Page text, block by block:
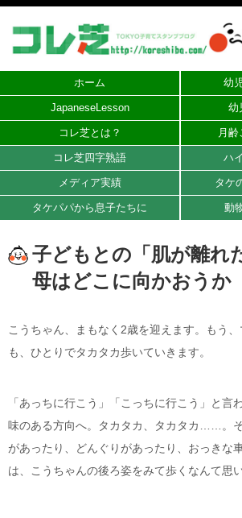
ホーム 幼
JapaneseLesson 幼
コレ芝とは？ 月
コレ芝四字熟語 ハ
メディア実績 タケ
タケパパから息子たちに 動
子どもとの「肌が離れ
母はどこに向かおうか
こうちゃん、まもなく2歳を迎えます。もう
も、ひとりでタカタカ歩いていきます。
「あっちに行こう」「こっちに行こう」と言
味のある方向へ。タカタカ、タカタカ……。
があったり、どんぐりがあったり、おっきな
は、こうちゃんの後ろ姿をみて歩くなんて思